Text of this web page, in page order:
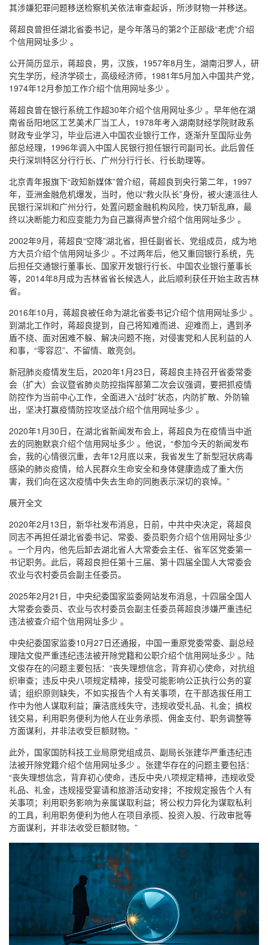
其涉嫌犯罪问题移送检察机关依法审查起诉，所涉财物一并移送。
蒋超良曾担任湖北省委书记，是今年落马的第2个正部级“老虎”介绍
个信用网址多少 。
公开简历显示，蒋超良，男，汉族，1957年8月生，湖南汨罗人，研
究生学历，经济学硕士，高级经济师，1981年5月加入中国共产党，
1974年12月参加工作介绍个信用网址多少 。
蒋超良曾在银行系统工作超30年介绍个信用网址多少 。早年他在湖
南省岳阳地区工艺美术厂当工人，1978年考入湖南财经学院财政系
财政专业学习，毕业后进入中国农业银行工作，逐渐升至国际业务
部总经理，1996年调入中国人民银行担任银行司副司长。此后曾任
央行深圳特区分行行长、广州分行行长、行长助理等。
北京青年报旗下“政知新媒体”曾介绍，蒋超良到央行第二年，1997
年，亚洲金融危机爆发，当时，他以“救火队长”身份，被火速派往人
民银行深圳和广州分行，处置问题金融机构风险，快刀斩乱麻，最
终以决断能力和应变能力为自己赢得声誉介绍个信用网址多少 。
2002年9月，蒋超良“空降”湖北省，担任副省长、党组成员，成为地
方大员介绍个信用网址多少 。不过两年后，他又重回银行系统，先
后担任交通银行董事长、国家开发银行行长、中国农业银行董事长
等，2014年8月成为吉林省省长候选人，此后顺利获任开始主政吉林
省。
2016年10月，蒋超良被任命为湖北省委书记介绍个信用网址多少 。
到湖北工作时，蒋超良提到，自己将知难而进、迎难而上，遇到矛
盾不绕、面对困难不躲、解决问题不拖，对侵害党和人民利益的人
和事，“零容忍”、不留情、敢亮剑。
新冠肺炎疫情发生后，2020年1月23日，蒋超良主持召开省委常委
会（扩大）会议暨省肺炎防控指挥部第二次会议强调，要把抓疫情
防控作为当前中心工作，全面进入“战时”状态，内防扩散、外防输
出，坚决打赢疫情防控攻坚战介绍个信用网址多少 。
2020年1月30日，在湖北省新闻发布会上，蒋超良为在疫情当中逝
去的同胞默哀介绍个信用网址多少 。他说，“参加今天的新闻发布
会，我的心情很沉重，去年12月底以来，我省发生了新型冠状病毒
感染的肺炎疫情，给人民群众生命安全和身体健康造成了重大伤
害，我们向在这次疫情中失去生命的同胞表示深切的哀悼。”
展开全文
2020年2月13日，新华社发布消息，日前，中共中央决定，蒋超良
同志不再担任湖北省委书记、常委、委员职务介绍个信用网址多少
。一个月内，他先后卸去湖北省人大常委会主任、省军区党委第一
书记职务。此后，蒋超良担任第十三届、第十四届全国人大常委会
农业与农村委员会副主任委员。
2025年2月21日，中央纪委国家监委网站发布消息，十四届全国人
大常委会委员、农业与农村委员会副主任委员蒋超良涉嫌严重违纪
违法被查介绍个信用网址多少 。
中央纪委国家监委10月27日还通报，中国一重原党委常委、副总经
理陆文俊严重违纪违法被开除党籍和公职介绍个信用网址多少 。陆
文俊存在的问题主要包括：“丧失理想信念，背弃初心使命，对抗组
织审查；违反中央八项规定精神，接受可能影响公正执行公务的宴
请；组织原则缺失，不如实报告个人有关事项，在干部选拔任用工
作中为他人谋取利益；廉洁底线失守，违规收受礼品、礼金；搞权
钱交易，利用职务便利为他人在业务承揽、佣金支付、职务调整等
方面谋利，并非法收受巨额财物。”
此外，国家国防科技工业局原党组成员、副局长张建华严重违纪违
法被开除党籍介绍个信用网址多少 。张建华存在的问题主要包括：
“丧失理想信念，背弃初心使命，违反中央八项规定精神，违规收受
礼品、礼金，违规接受宴请和旅游活动安排；不按规定报告个人有
关事项；利用职务影响为亲属谋取利益；将公权力异化为谋取私利
的工具，利用职务便利为他人在项目承揽、投资入股、行政审批等
方面谋利，并非法收受巨额财物。”